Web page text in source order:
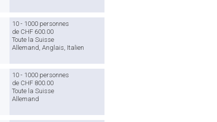
10 - 1000 personnes
de CHF 600.00
Toute la Suisse
Allemand, Anglais, Italien
10 - 1000 personnes
de CHF 800.00
Toute la Suisse
Allemand